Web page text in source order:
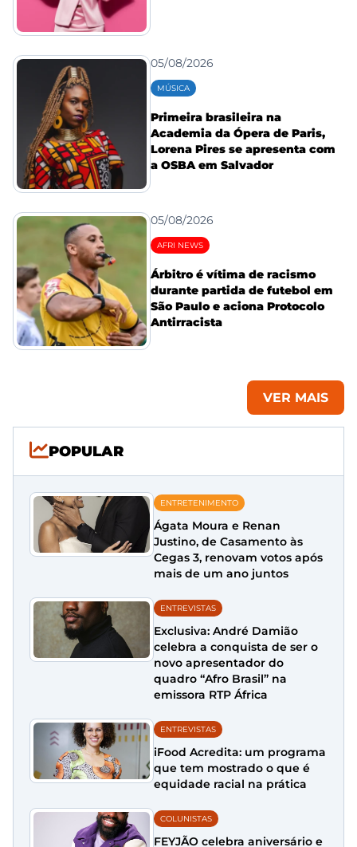
05/08/2026
MÚSICA
Primeira brasileira na
Academia da Ópera de Paris,
Lorena Pires se apresenta com
a OSBA em Salvador
05/08/2026
AFRI NEWS
Árbitro é vítima de racismo
durante partida de futebol em
São Paulo e aciona Protocolo
Antirracista
VER MAIS
POPULAR
ENTRETENIMENTO
Ágata Moura e Renan
Justino, de Casamento às
Cegas 3, renovam votos após
mais de um ano juntos
ENTREVISTAS
Exclusiva: André Damião
celebra a conquista de ser o
novo apresentador do
quadro “Afro Brasil” na
emissora RTP África
ENTREVISTAS
iFood Acredita: um programa
que tem mostrado o que é
equidade racial na prática
COLUNISTAS
FEYJÃO celebra aniversário e